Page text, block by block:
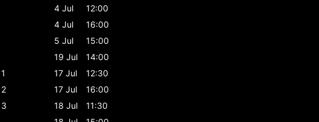
4 Jul
12:00
4 Jul
16:00
5 Jul
15:00
19 Jul
14:00
17 Jul
12:30
17 Jul
16:00
18 Jul
11:30